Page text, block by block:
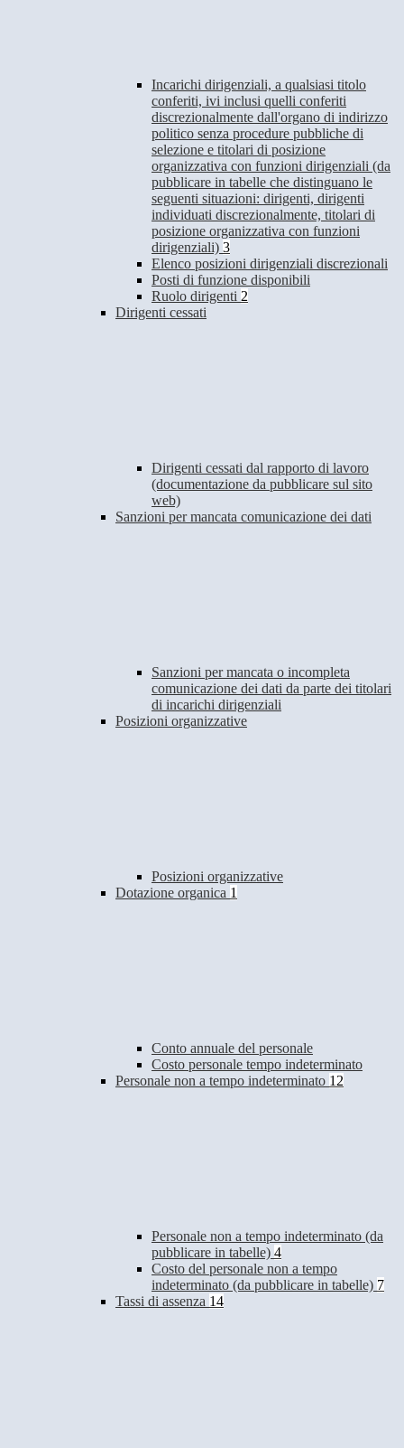
Incarichi dirigenziali, a qualsiasi titolo
conferiti, ivi inclusi quelli conferiti
discrezionalmente dall'organo di indirizzo
politico senza procedure pubbliche di
selezione e titolari di posizione
organizzativa con funzioni dirigenziali (da
pubblicare in tabelle che distinguano le
seguenti situazioni: dirigenti, dirigenti
individuati discrezionalmente, titolari di
posizione organizzativa con funzioni
dirigenziali) 3
Elenco posizioni dirigenziali discrezionali
Posti di funzione disponibili
Ruolo dirigenti 2
Dirigenti cessati
Dirigenti cessati dal rapporto di lavoro
(documentazione da pubblicare sul sito
web)
Sanzioni per mancata comunicazione dei dati
Sanzioni per mancata o incompleta
comunicazione dei dati da parte dei titolari
di incarichi dirigenziali
Posizioni organizzative
Posizioni organizzative
Dotazione organica 1
Conto annuale del personale
Costo personale tempo indeterminato
Personale non a tempo indeterminato 12
Personale non a tempo indeterminato (da
pubblicare in tabelle) 4
Costo del personale non a tempo
indeterminato (da pubblicare in tabelle) 7
Tassi di assenza 14